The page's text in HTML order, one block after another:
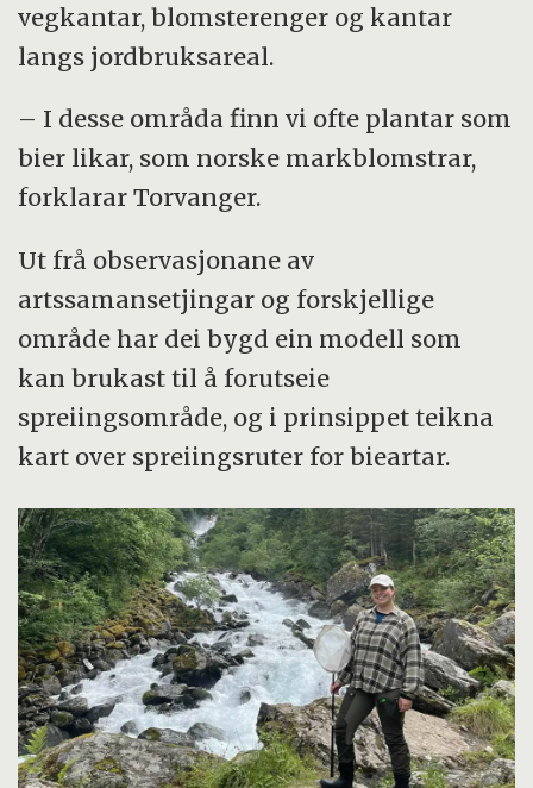
vegkantar, blomsterenger og kantar
langs jordbruksareal.
– I desse områda finn vi ofte plantar som
bier likar, som norske markblomstrar,
forklarar Torvanger.
Ut frå observasjonane av
artssamansetjingar og forskjellige
område har dei bygd ein modell som
kan brukast til å forutseie
spreiingsområde, og i prinsippet teikna
kart over spreiingsruter for bieartar.